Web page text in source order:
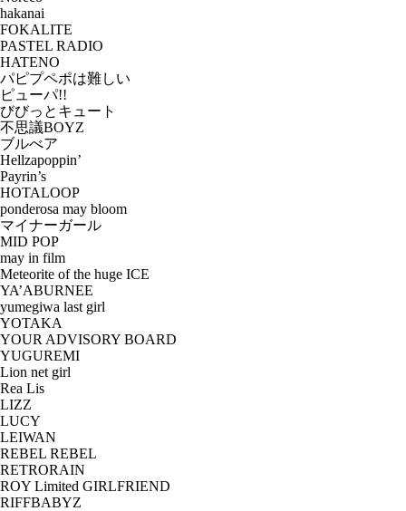
hakanai
FOKALITE
PASTEL RADIO
HATENO
パピプペポは難しい
ピューパ!!
びびっとキュート
不思議BOYZ
ブルべア
Hellzapoppin’
Payrin’s
HOTALOOP
ponderosa may bloom
マイナーガール
MID POP
may in film
Meteorite of the huge ICE
YA’ABURNEE
yumegiwa last girl
YOTAKA
YOUR ADVISORY BOARD
YUGUREMI
Lion net girl
Rea Lis
LIZZ
LUCY
LEIWAN
REBEL REBEL
RETRORAIN
ROY Limited GIRLFRIEND
RIFFBABYZ